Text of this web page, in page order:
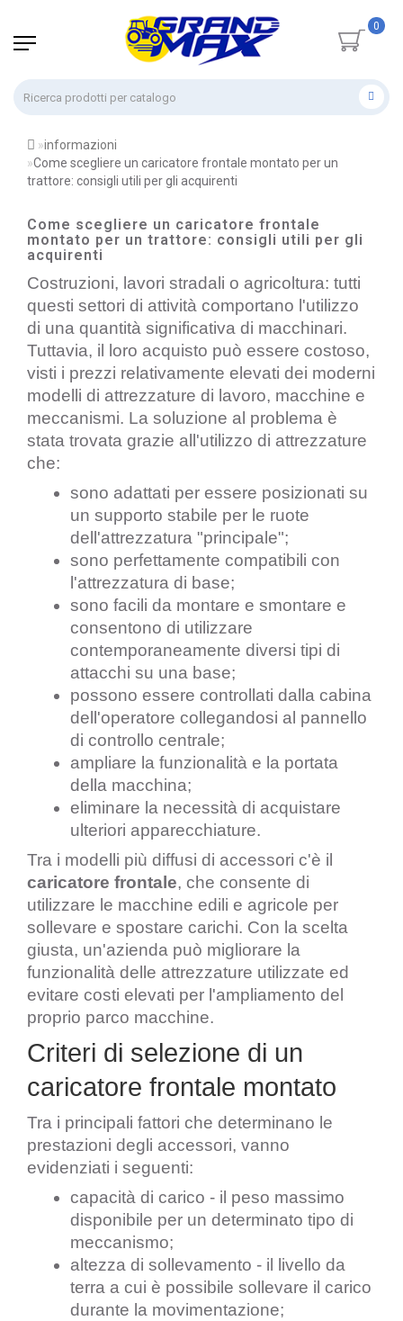
0
informazioni
Come scegliere un caricatore frontale montato per un
trattore: consigli utili per gli acquirenti
Come scegliere un caricatore frontale
montato per un trattore: consigli utili per gli
acquirenti
Costruzioni, lavori stradali o agricoltura: tutti
questi settori di attività comportano l'utilizzo
di una quantità significativa di macchinari.
Tuttavia, il loro acquisto può essere costoso,
visti i prezzi relativamente elevati dei moderni
modelli di attrezzature di lavoro, macchine e
meccanismi. La soluzione al problema è
stata trovata grazie all'utilizzo di attrezzature
che:
sono adattati per essere posizionati su
un supporto stabile per le ruote
dell'attrezzatura "principale";
sono perfettamente compatibili con
l'attrezzatura di base;
sono facili da montare e smontare e
consentono di utilizzare
contemporaneamente diversi tipi di
attacchi su una base;
possono essere controllati dalla cabina
dell'operatore collegandosi al pannello
di controllo centrale;
ampliare la funzionalità e la portata
della macchina;
eliminare la necessità di acquistare
ulteriori apparecchiature.
caricatore frontale, che consente di
utilizzare le macchine edili e agricole per
sollevare e spostare carichi. Con la scelta
giusta, un'azienda può migliorare la
funzionalità delle attrezzature utilizzate ed
evitare costi elevati per l'ampliamento del
proprio parco macchine.
Criteri di selezione di un
caricatore frontale montato
Tra i principali fattori che determinano le
prestazioni degli accessori, vanno
evidenziati i seguenti:
capacità di carico - il peso massimo
disponibile per un determinato tipo di
meccanismo;
altezza di sollevamento - il livello da
terra a cui è possibile sollevare il carico
durante la movimentazione;